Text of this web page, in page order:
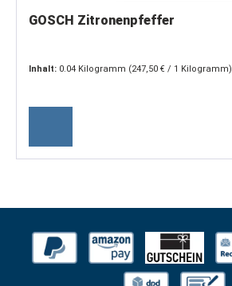
GOSCH Zitronenpfeffer
Inhalt: 0.04 Kilogramm (247,50 € / 1 Kilogramm)